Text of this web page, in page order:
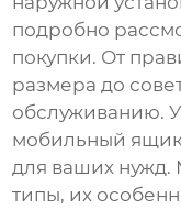
подробно
покупки. От
размера до
обслуживанию.
мобильный
для ваших
типы, их